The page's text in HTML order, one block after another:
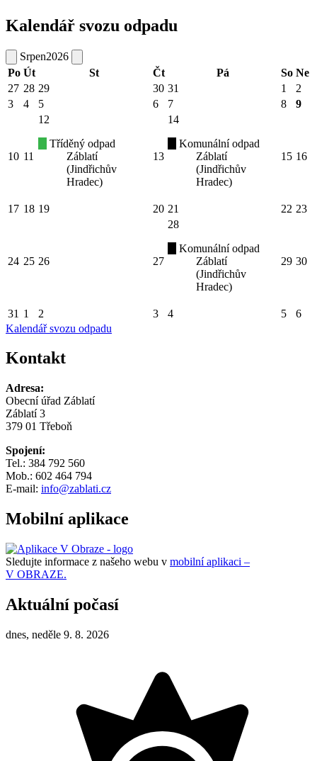
Kalendář svozu odpadu
Srpen2026
Po Út St Čt Pá So Ne
27 28 29 30 31 1
2
3
4 5 6 7 8 9
10 11
12
Tříděný odpad
Záblatí
(Jindřichův
Hradec)
13
14
Komunální odpad
Záblatí
(Jindřichův
Hradec)
15 16
17 18 19 20 21 22 23
24 25 26 27
28
Komunální odpad
Záblatí
(Jindřichův
Hradec)
29 30
31 1 2 3 4 5
6
Kalendář svozu odpadu
Kontakt
Adresa:
Obecní úřad Záblatí
Záblatí 3
379 01 Třeboň
Spojení:
Tel.: 384 792 560
Mob.: 602 464 794
E-mail: info@zablati.cz
Mobilní aplikace
Sledujte informace z našeho webu v mobilní aplikaci –
V OBRAZE.
Aktuální počasí
dnes, neděle 9. 8. 2026